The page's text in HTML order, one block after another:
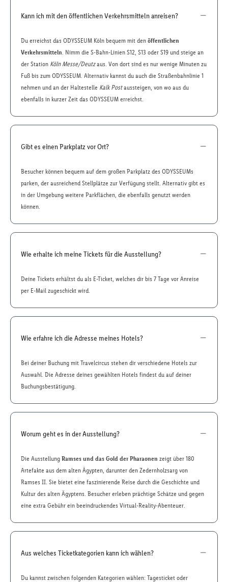
Kann ich mit den öffentlichen Verkehrsmitteln anreisen?
Du erreichst das ODYSSEUM Köln bequem mit den öffentlichen
Verkehrsmitteln. Nimm die S-Bahn-Linien S12, S13 oder S19 und steige an
der Station Köln Messe/Deutzaus. Von dort sind es nur wenige Minuten zu
Fuß bis zum ODYSSEUM. Alternativ kannst du auch die Straßenbahnlinie 1
nehmen und an der Haltestelle Kalk Postaussteigen, von wo aus du
ebenfalls in kurzer Zeit das ODYSSEUM erreichst.
Gibt es einen Parkplatz vor Ort?
Besucher können bequem auf dem großen Parkplatz des ODYSSEUMs
parken, der ausreichend Stellplätze zur Verfügung stellt. Alternativ gibt es
in der Umgebung weitere Parkflächen, die ebenfalls genutzt werden
können.
Wie erhalte ich meine Tickets für die Ausstellung?
Deine Tickets erhältst du als E-Ticket, welches dir bis 7 Tage vor Anreise
per E-Mail zugeschickt wird.
Wie erfahre ich die Adresse meines Hotels?
Bei deiner Buchung mit Travelcircus stehen dir verschiedene Hotels zur
Auswahl. Die Adresse deines gewählten Hotels findest du auf deiner
Buchungsbestätigung.
Worum geht es in der Ausstellung?
Die Ausstellung Ramses und das Gold der Pharaonen zeigt über 180
Artefakte aus dem alten Ägypten, darunter den Zedernholzsarg von
Ramses II. Sie bietet eine faszinierende Reise durch die Geschichte und
Kultur des alten Ägyptens. Besucher erleben prächtige Schätze und gegen
eine extra Gebühr ein beeindruckendes Virtual-Reality-Abenteuer.
Aus welches Ticketkategorien kann ich wählen?
Du kannst zwischen folgenden Kategorien wählen: Tagesticket oder